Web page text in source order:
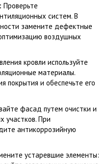
Проверьте
систем. В
замените дефектные
воздушных
кровли используйте
материалы.
покрытия и обеспечьте его
фасад путем очистки и
участков. При
антикоррозийную
устаревшие элементы: